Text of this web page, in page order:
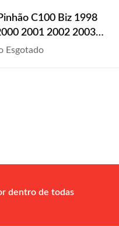
C100 Biz 1998
2001 2002 2003
2006 2007 2008
Esgotado
dentro de todas